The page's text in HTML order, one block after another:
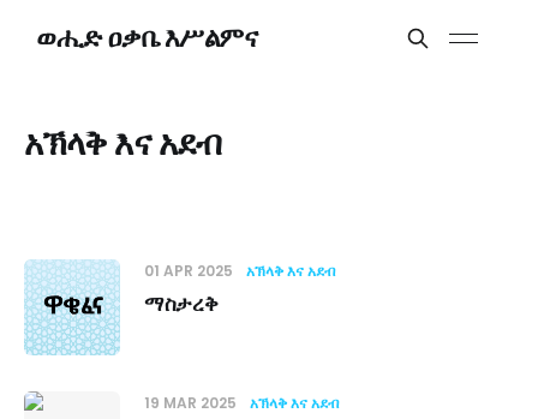
ወሒድ ዐቃቤ እሥልምና
አኽላቅ እና አደብ
01 APR 2025 አኽላቅ እና አደብ
ማስታረቅ
19 MAR 2025 አኽላቅ እና አደብ